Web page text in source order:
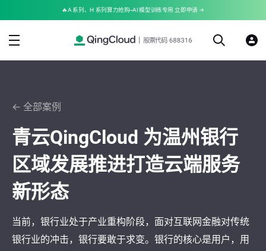
🔥A 系列、H 系列算力抢购--AI 模型训练专用 立即申请 →
← 全部案例
青云QingCloud 为温州银行
区域发展推进打造云端服务
新形态
当前，银行业处于产业重构阶段，面对互联网金融对传统
银行业的冲击，银行要敢于求变。银行的核心是用户，用